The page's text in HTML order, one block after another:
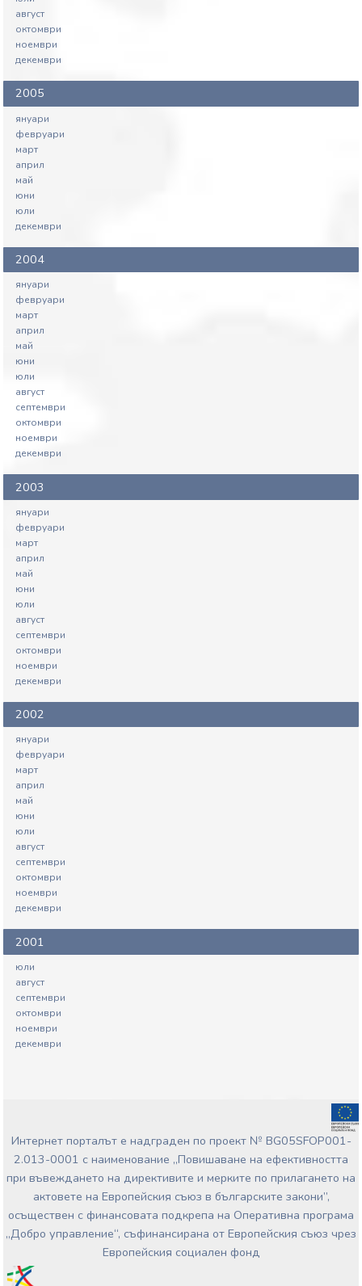
август
октомври
ноември
декември
2005
януари
февруари
март
април
май
юни
юли
декември
2004
януари
февруари
март
април
май
юни
юли
август
септември
октомври
ноември
декември
2003
януари
февруари
март
април
май
юни
юли
август
септември
октомври
ноември
декември
2002
януари
февруари
март
април
май
юни
юли
август
септември
октомври
ноември
декември
2001
юли
август
септември
октомври
ноември
декември
Интернет порталът е надграден по проект № BG05SFOP001-
2.013-0001 с наименование „Повишаване на ефективността
при въвеждането на директивите и мерките по прилагането на
актовете на Европейския съюз в българските закони”,
осъществен с финансовата подкрепа на Оперативна програма
„Добро управление“, съфинансирана от Европейския съюз чрез
Европейския социален фонд